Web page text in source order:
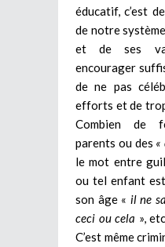
éducatif, c’est
de notre
et de ses
encourager
de ne pas
efforts et de
Combien de
parents ou des «
le mot entre
ou tel enfant
son âge « il ne
ceci ou cela »,
C’est même